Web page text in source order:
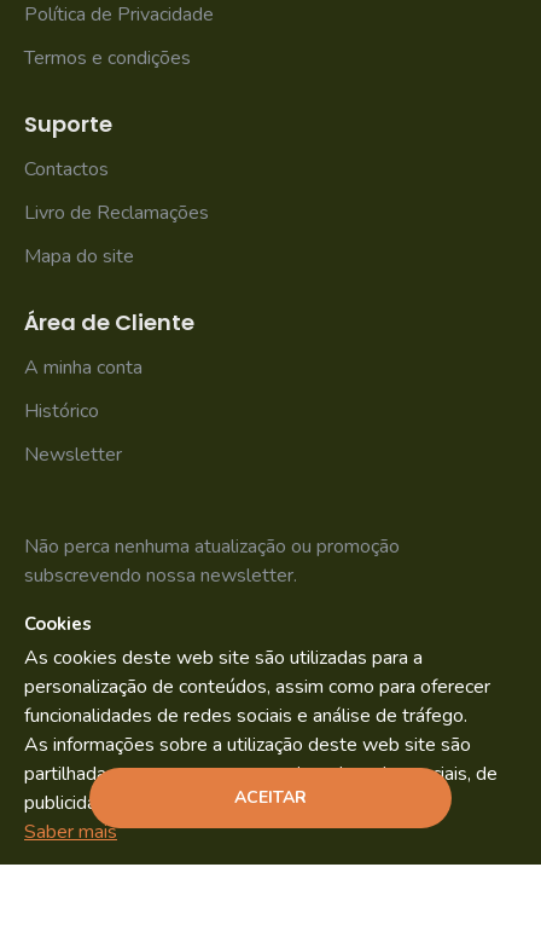
ADICIONAR
Política de Privacidade
Termos e condições
Suporte
Contactos
Livro de Reclamações
Mapa do site
Área de Cliente
A minha conta
Histórico
Newsletter
Não perca nenhuma atualização ou promoção
subscrevendo nossa newsletter.
Li e aceito osPolítica de Privacidade
Copyright © 2022. ByBild.pt
ACEITAR
Cookies
As cookies deste web site são utilizadas para a
personalização de conteúdos, assim como para oferecer
funcionalidades de redes sociais e análise de tráfego.
As informações sobre a utilização deste web site são
partilhadas com os nossos parceiros de redes sociais, de
publicidade e análise.
Saber mais